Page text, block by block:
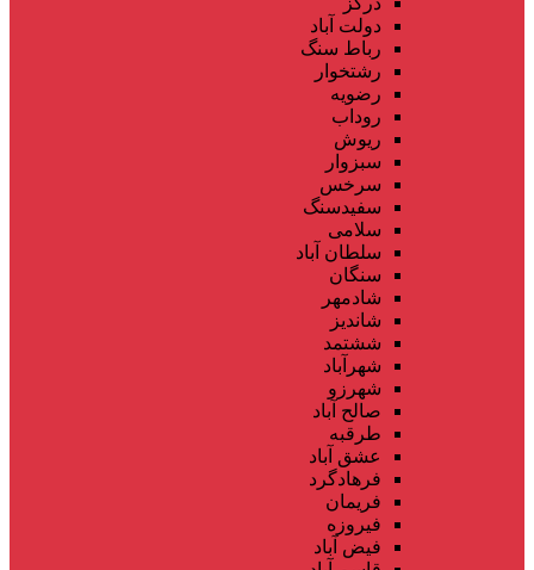
دولت آباد
رباط سنگ
رشتخوار
رضویه
روداب
ریوش
سبزوار
سرخس
سفیدسنگ
سلامی
سلطان آباد
سنگان
شادمهر
شاندیز
ششتمد
شهرآباد
شهرزو
صالح آباد
طرقبه
عشق آباد
فرهادگرد
فریمان
فیروزه
فیض آباد